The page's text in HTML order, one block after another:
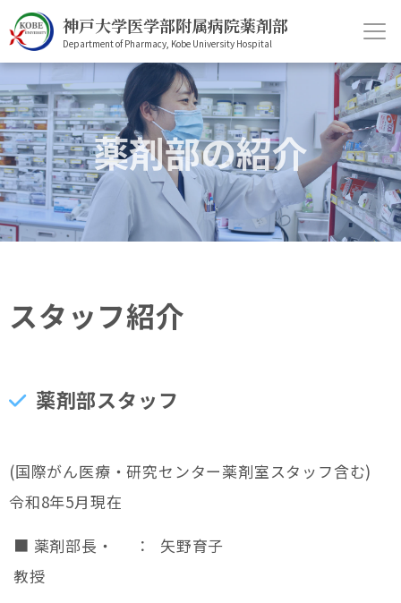
神戸大学医学部附属病院薬剤部
Department of Pharmacy, Kobe University Hospital
ホーム
薬剤部について
医療関係者の方へ
就職・進学をお考えの方へ
患者の皆様へ
薬剤部の紹介
スタッフ紹介
薬剤部スタッフ
(国際がん医療・研究センター薬剤室スタッフ含む)
令和8年5月現在
■ 薬剤部長・
教授
： 矢野育子